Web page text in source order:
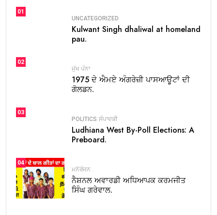
01
UNCATEGORIZED
Kulwant Singh dhaliwal at homeland
pau.
02
ਮੁੱਖ ਪੰਨਾ
1975 ਦੇ ਐਮਏ ਅੰਗਰੇਜ਼ੀ ਪਾਸਆਊਟਾਂ ਦੀ
ਗੋਲਡਨ.
03
POLITICS ਸੰਪਾਦਕੀ
Ludhiana West By-Poll Elections: A
Preboard.
04
ਮਨੋਰੰਜਨ
ਨੈਸ਼ਨਲ ਅਵਾਰਡੀ ਅਧਿਆਪਕ ਕਰਮਜੀਤ
ਸਿੰਘ ਗਰੇਵਾਲ.